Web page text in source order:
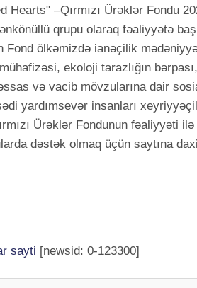
Hearts" –Qırmızı Ürəklər Fondu
qrupu olaraq fəaliyyətə
Fond ölkəmizdə ianəçilik
ekoloji tarazlığın
və vacib mövzularına dair
yardımsevər insanları
Ürəklər Fondunun fəaliyyəti
dəstək olmaq üçün saytına
sayti [newsid: 0-123300]